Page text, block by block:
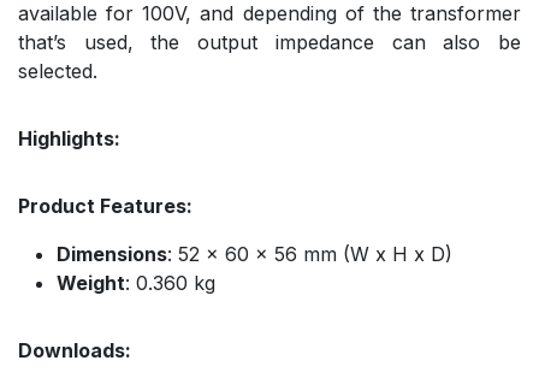
available for 100V, and depending of the transformer
that’s used, the output impedance can also be
selected.
Highlights:
Product Features:
Dimensions: 52 x 60 x 56 mm (W x H x D)
Weight: 0.360 kg
Downloads: